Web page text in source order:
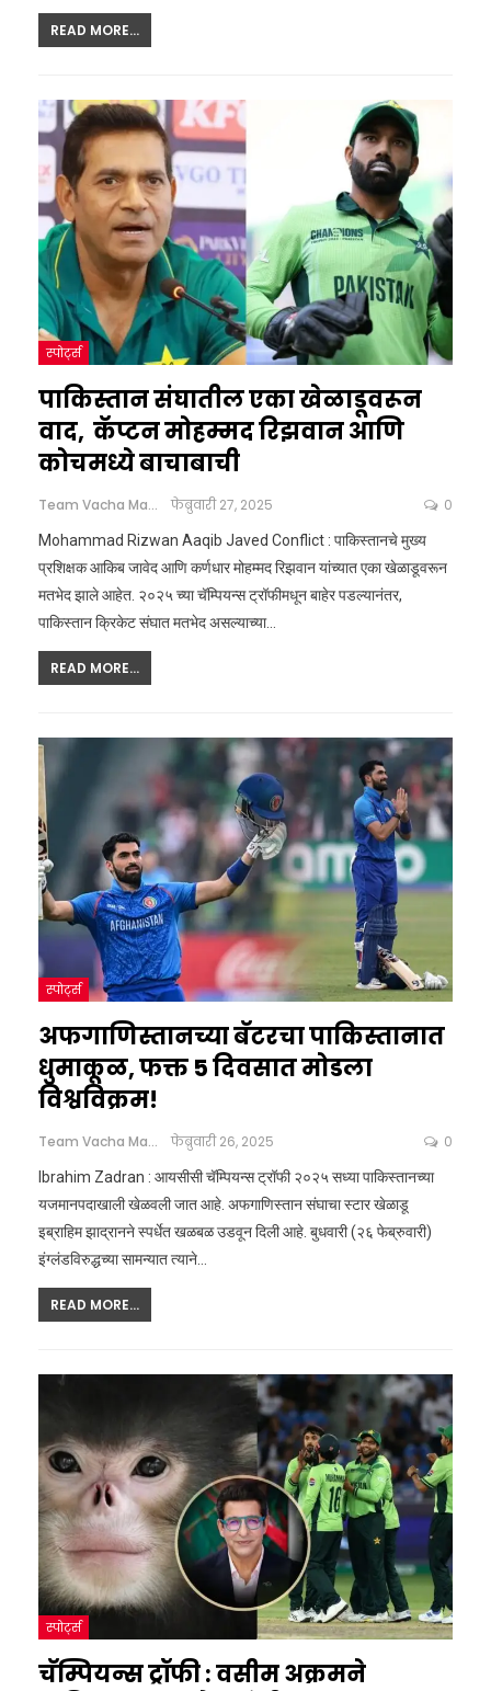
READ MORE...
स्पोर्ट्स
पाकिस्तान संघातील एका खेळाडूवरून
वाद, कॅप्टन मोहम्मद रिझवान आणि
कोचमध्ये बाचाबाची
Team Vacha Marathi फेब्रुवारी 27, 2025 0
Mohammad Rizwan Aaqib Javed Conflict : पाकिस्तानचे मुख्य
प्रशिक्षक आकिब जावेद आणि कर्णधार मोहम्मद रिझवान यांच्यात एका खेळाडूवरून
मतभेद झाले आहेत. २०२५ च्या चॅम्पियन्स ट्रॉफीमधून बाहेर पडल्यानंतर,
पाकिस्तान क्रिकेट संघात मतभेद असल्याच्या…
READ MORE...
स्पोर्ट्स
अफगाणिस्तानच्या बॅटरचा पाकिस्तानात
धुमाकूळ, फक्त 5 दिवसात मोडला
विश्वविक्रम!
Team Vacha Marathi फेब्रुवारी 26, 2025 0
Ibrahim Zadran : आयसीसी चॅम्पियन्स ट्रॉफी २०२५ सध्या पाकिस्तानच्या
यजमानपदाखाली खेळवली जात आहे. अफगाणिस्तान संघाचा स्टार खेळाडू
इब्राहिम झाद्रानने स्पर्धेत खळबळ उडवून दिली आहे. बुधवारी (२६ फेब्रुवारी)
इंग्लंडविरुद्धच्या सामन्यात त्याने…
READ MORE...
स्पोर्ट्स
चॅम्पियन्स ट्रॉफी : वसीम अक्रमने